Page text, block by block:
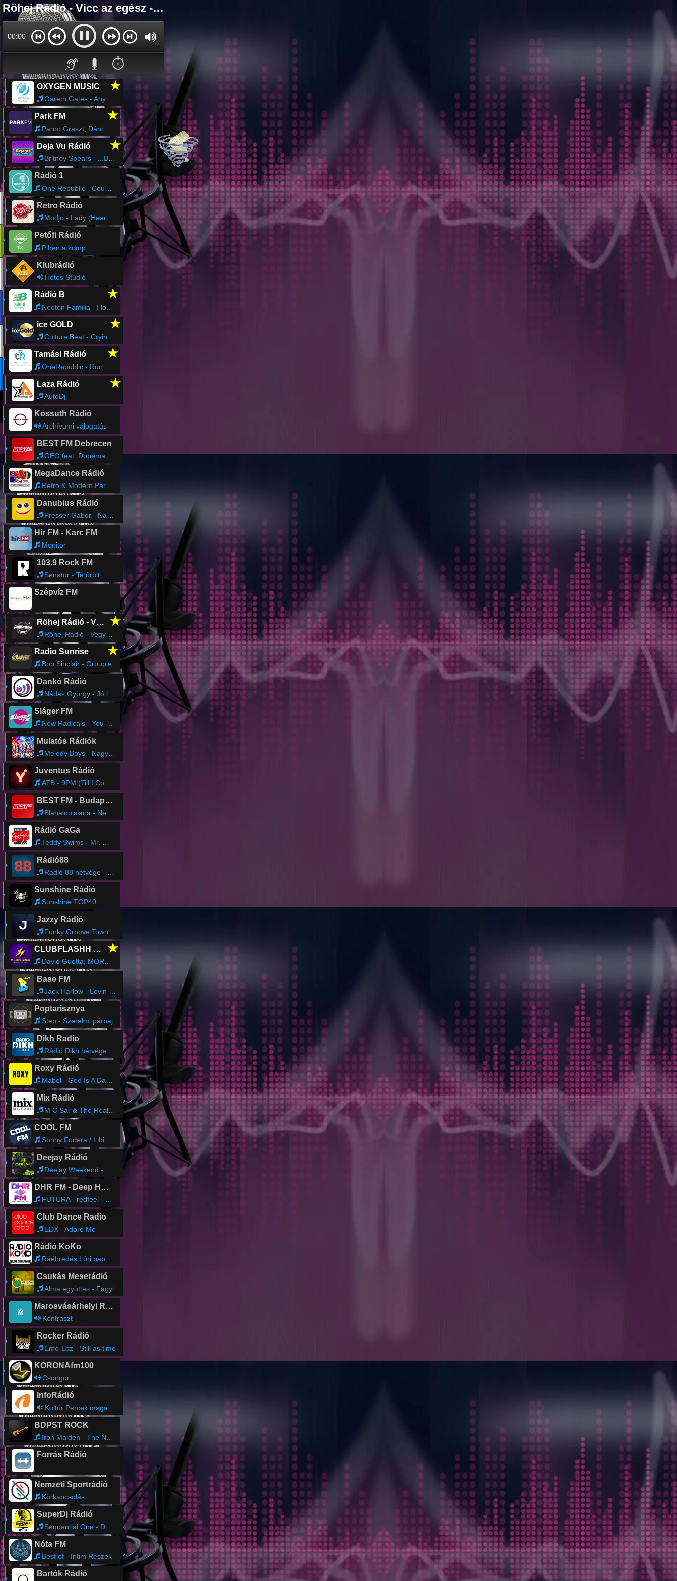
Röhej Rádió - Vicc az egész - Röhej Rádió Online
00:00
⏱️
OXYGEN MUSIC ★
Gareth Gates - Anyone of Us (Stupid Mistake)
Park FM ★
Parno Graszt, Dánielfy - Ne sírjál értem anyám
Deja Vu Rádió ★
Britney Spears - ...Baby One More Time
Rádió 1
One Republic - Counting Stars
Retro Rádió
Modjo - Lady (Hear Me Tonight)
Petőfi Rádió
Pihen a komp
Klubrádió
Hetes Stúdió
Rádió B ★
Neoton Familia - I love you
ice GOLD ★
Culture Beat - Crying In The Rain
Tamási Rádió ★
OneRepublic - Run
Laza Rádió ★
AutoDj
Kossuth Rádió
Archívumi válogatás
BEST FM Debrecen
GEG feat. Dopeman & Fatima - Néhány Év Után
MegaDance Rádió
Retro & Modern Party Live Mix
Danubius Rádió
Presser Gabor - Nagy utazas
Hír FM - Karc FM
Monitor
103.9 Rock FM
Senator - Te őrült
Szépvíz FM
Röhej Rádió - Vicc az egész ★
Röhej Rádió - Vegyes978
Radio Sunrise ★
Bob Sinclair - Groupie
Dankó Rádió
Nádas György - Jó lenne százhúsz évig élni
Sláger FM
New Radicals - You get what you give
Mulatós Rádiók
Melody Boys - Nagy a feje, búsuljon a ló
Juventus Rádió
ATB - 9PM (Till I Come)
BEST FM - Budapest
Blahalouisiana - Nem Ereszt
Rádió GaGa
Teddy Swims - Mr. Know it All
Rádió88
Rádió 88 hétvége - Bűte Zsolt
Sunshine Rádió
Sunshine TOP40
Jazzy Rádió
Funky Groove Town - Concrete Funk Legacy
CLUBFLASHH Radio ★
David Guetta, MORTEN & Prophecy - Kill The Vibe
Base FM
Jack Harlow - Lovin On Me
Poptarisznya
Step - Szerelmi párbaj
Dikh Radio
Rádió Dikh hétvége - Patai Annával
Roxy Rádió
Mabel - God Is A Dancer feat. Tiesto
Mix Rádió
M C Sar & The Real McCoy - It's On You 2021 (Stark'Manly Radio Edit)
COOL FM
Sonny Fodera / Libianca - Let Me Be In Your Arms
Deejay Rádió
Deejay Weekend - Dreamer
DHR FM - Deep House Radio
FUTURA - redfeel - Love Never Dies [Mark Music Records]
Club Dance Radio
EDX - Adore Me
Rádió KoKo
Ráébredés Lóri pappal (ismétlés)
Csukás Meserádió
Alma együttes - Fagyi
Marosvásárhelyi Rádió
Kontraszt
Rocker Rádió
Emo-Loz - Still as time
KORONAfm100
Csongor
InfoRádió
Kultúr Percek magazin
BDPST ROCK
Iron Maiden - The Number of the Beast
Forrás Rádió
Nemzeti Sportrádió
Körkapcsolás
SuperDj Rádió
Sequential One - Dance
Nóta FM
Best of - Intim Reszek
Bartók Rádió